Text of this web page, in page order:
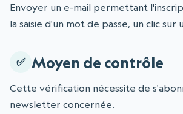
Envoyer un e-mail permettant
la saisie d'un mot de passe, un clic
Moyen de contrôle
Cette vérification nécessite de
newsletter concernée.